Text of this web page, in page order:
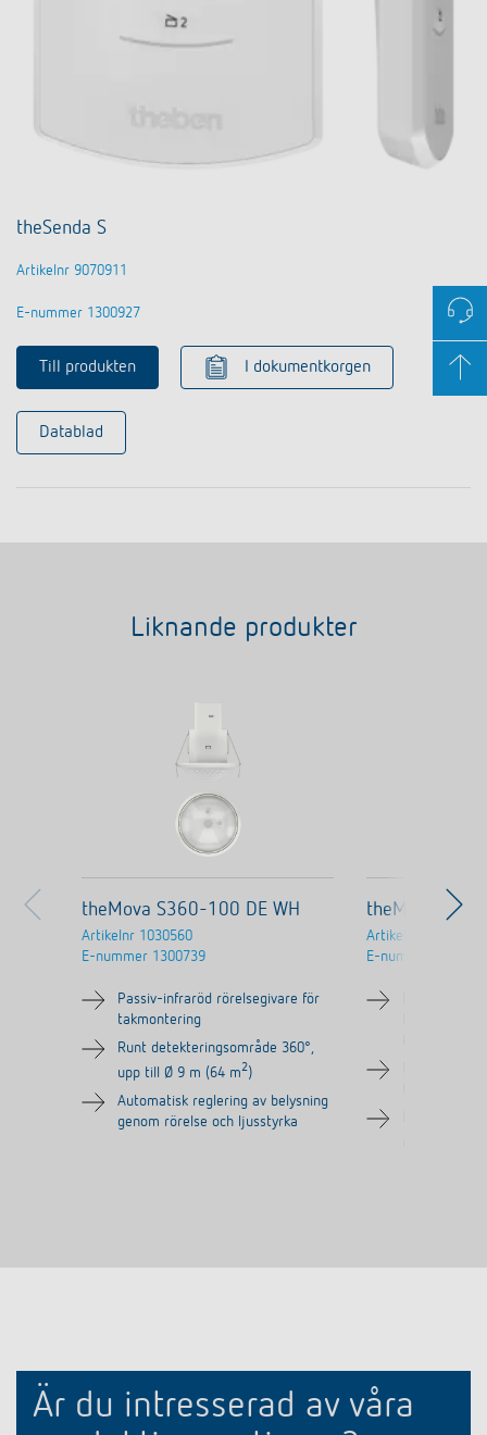
theSenda S
Artikelnr 9070911
E-nummer 1300927
Till produkten I dokumentkorgen
Datablad
Liknande produkter
theMova S360-100 DE WH
Artikelnr 1030560
E-nummer 1300739
Passiv-infraröd rörelsegivare för
takmontering
Runt detekteringsområde 360°,
upp till Ø 9 m (64 m2)
Automatisk reglering av belysning
genom rörelse och ljusstyrka
theMova
Artikelnr
E-nummer
Är du intresserad av våra